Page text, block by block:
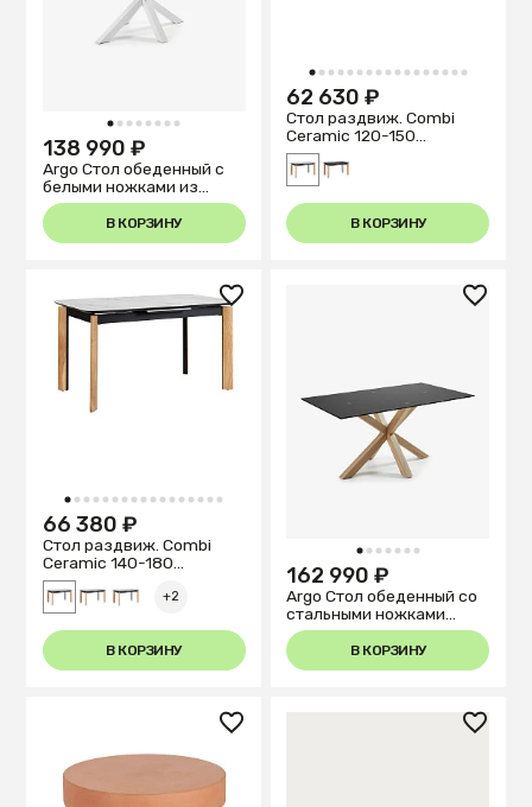
1 2 3 4 5 6 7 8
138 990 ₽
Argo Стол обеденный с
белыми ножками из
стали и столешницей из
черного стекла 180x100
В КОРЗИНУ
1 2 3 4 5 6 7 8 9 1011121314151617
62 630 ₽
Стол раздвиж. Combi
Ceramic 120-150
Automatic Natur//Light
marble
В КОРЗИНУ
1 2 3 4 5 6 7 8 9 1011121314151617
66 380 ₽
Стол раздвиж. Combi
Ceramic 140-180
Automatic Natur/Light
marble
+2
В КОРЗИНУ
1 2 3 4 5 6 7
162 990 ₽
Argo Стол обеденный со
стальными ножками
Sonoma и столешницей
из черного стекла
180x100
В КОРЗИНУ